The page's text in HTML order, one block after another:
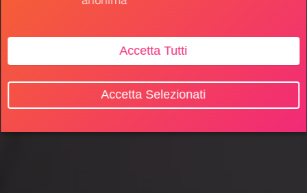
Accetta Tutti
Accetta Selezionati